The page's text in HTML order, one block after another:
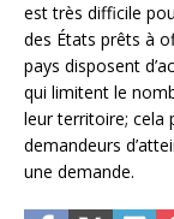
est très difficile
des États prêts à
pays disposent
qui limitent le
leur territoire; cela
demandeurs
une demande.